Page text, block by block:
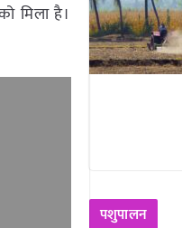
मिला है।
पशुपालन